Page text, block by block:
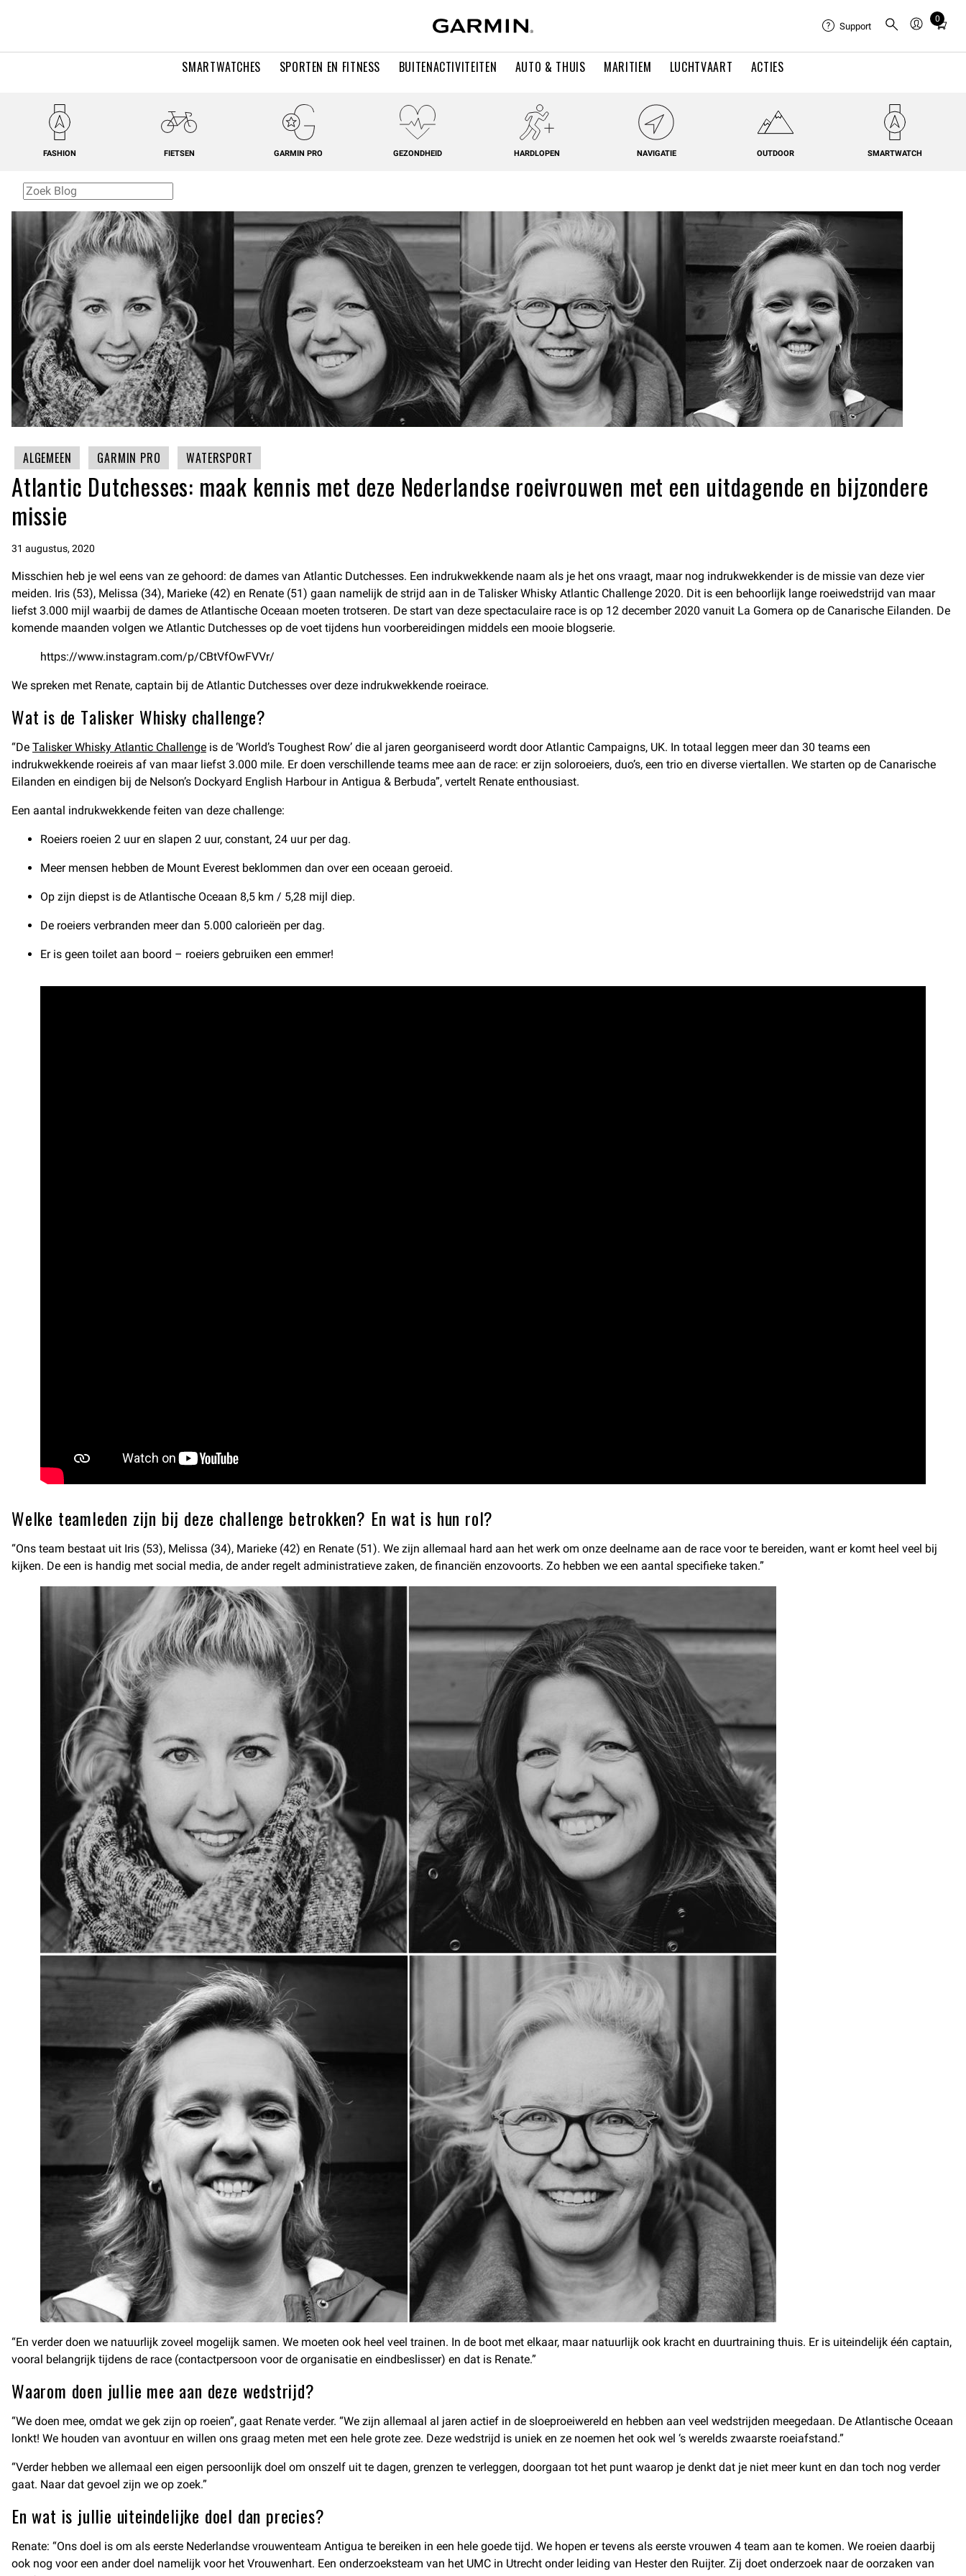
SMARTWATCHES SPORTEN EN FITNESS BUITENACTIVITEITEN AUTO & THUIS MARITIEM LUCHTVAART ACTIES
Support
0
Total
in
FASHION FIETSEN GARMIN PRO GEZONDHEID HARDLOPEN NAVIGATIE OUTDOOR SMARTWATCH
ALGEMEEN GARMIN PRO WATERSPORT
Atlantic Dutchesses: maak kennis met deze Nederlandse roeivrouwen met een uitdagende en bijzondere
missie
31 augustus, 2020
Misschien heb je wel eens van ze gehoord: de dames van Atlantic Dutchesses. Een indrukwekkende naam als je het ons vraagt, maar nog indrukwekkender is de missie van deze vier
meiden. Iris (53), Melissa (34), Marieke (42) en Renate (51) gaan namelijk de strijd aan in de Talisker Whisky Atlantic Challenge 2020. Dit is een behoorlijk lange roeiwedstrijd van maar
liefst 3.000 mijl waarbij de dames de Atlantische Oceaan moeten trotseren. De start van deze spectaculaire race is op 12 december 2020 vanuit La Gomera op de Canarische Eilanden. De
komende maanden volgen we Atlantic Dutchesses op de voet tijdens hun voorbereidingen middels een mooie blogserie.
https://www.instagram.com/p/CBtVfOwFVVr/
We spreken met Renate, captain bij de Atlantic Dutchesses over deze indrukwekkende roeirace.
Wat is de Talisker Whisky challenge?
“De Talisker Whisky Atlantic Challenge is de ‘World’s Toughest Row’ die al jaren georganiseerd wordt door Atlantic Campaigns, UK. In totaal leggen meer dan 30 teams een
indrukwekkende roeireis af van maar liefst 3.000 mile. Er doen verschillende teams mee aan de race: er zijn soloroeiers, duo’s, een trio en diverse viertallen. We starten op de Canarische
Eilanden en eindigen bij de Nelson’s Dockyard English Harbour in Antigua & Berbuda”, vertelt Renate enthousiast.
Een aantal indrukwekkende feiten van deze challenge:
Roeiers roeien 2 uur en slapen 2 uur, constant, 24 uur per dag.
Meer mensen hebben de Mount Everest beklommen dan over een oceaan geroeid.
Op zijn diepst is de Atlantische Oceaan 8,5 km / 5,28 mijl diep.
De roeiers verbranden meer dan 5.000 calorieën per dag.
Er is geen toilet aan boord – roeiers gebruiken een emmer!
Welke teamleden zijn bij deze challenge betrokken? En wat is hun rol?
“Ons team bestaat uit Iris (53), Melissa (34), Marieke (42) en Renate (51). We zijn allemaal hard aan het werk om onze deelname aan de race voor te bereiden, want er komt heel veel bij
kijken. De een is handig met social media, de ander regelt administratieve zaken, de financiën enzovoorts. Zo hebben we een aantal specifieke taken.”
“En verder doen we natuurlijk zoveel mogelijk samen. We moeten ook heel veel trainen. In de boot met elkaar, maar natuurlijk ook kracht en duurtraining thuis. Er is uiteindelijk één captain,
vooral belangrijk tijdens de race (contactpersoon voor de organisatie en eindbeslisser) en dat is Renate.”
Waarom doen jullie mee aan deze wedstrijd?
“We doen mee, omdat we gek zijn op roeien”, gaat Renate verder. “We zijn allemaal al jaren actief in de sloeproeiwereld en hebben aan veel wedstrijden meegedaan. De Atlantische Oceaan
lonkt! We houden van avontuur en willen ons graag meten met een hele grote zee. Deze wedstrijd is uniek en ze noemen het ook wel ‘s werelds zwaarste roeiafstand.”
“Verder hebben we allemaal een eigen persoonlijk doel om onszelf uit te dagen, grenzen te verleggen, doorgaan tot het punt waarop je denkt dat je niet meer kunt en dan toch nog verder
gaat. Naar dat gevoel zijn we op zoek.”
En wat is jullie uiteindelijke doel dan precies?
Renate: “Ons doel is om als eerste Nederlandse vrouwenteam Antigua te bereiken in een hele goede tijd. We hopen er tevens als eerste vrouwen 4 team aan te komen. We roeien daarbij
ook nog voor een ander doel namelijk voor het Vrouwenhart. Een onderzoeksteam van het UMC in Utrecht onder leiding van Hester den Ruijter. Zij doet onderzoek naar de oorzaken van